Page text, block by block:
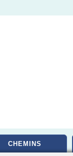
CHEMINS